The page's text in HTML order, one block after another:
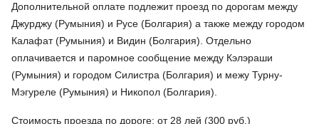
Дополнительной оплате подлежит проезд по дорогам между
Джурджу (Румыния) и Русе (Болгария) а также между городом
Калафат (Румыния) и Видин (Болгария). Отдельно
оплачивается и паромное сообщение между Кэлэраши
(Румыния) и городом Силистра (Болгария) и межу Турну-
Мэгуреле (Румыния) и Никопол (Болгария).
Стоимость проезда по дороге: от 28 лей (300 руб.)